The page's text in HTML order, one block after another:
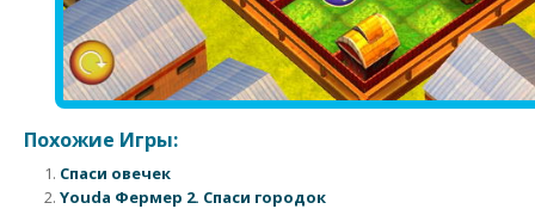
Похожие Игры:
Спаси овечек
Youda Фермер 2. Спаси городок